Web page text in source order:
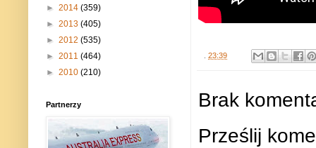
23:39
Brak
Prześlij
► 2014 (359)
► 2013 (405)
► 2012 (535)
► 2011 (464)
► 2010 (210)
Partnerzy